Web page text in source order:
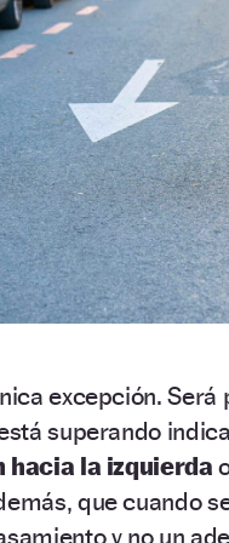
excepción. Será
superando
hacia la izquierda
que cuando
y no un